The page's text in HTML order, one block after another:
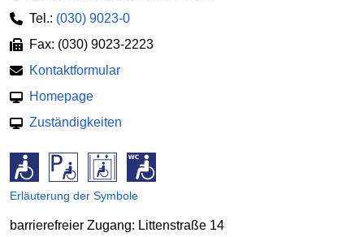
Tel.: (030) 9023-0
Fax: (030) 9023-2223
Kontaktformular
Homepage
Zuständigkeiten
Erläuterung der Symbole
barrierefreier Zugang: Littenstraße 14